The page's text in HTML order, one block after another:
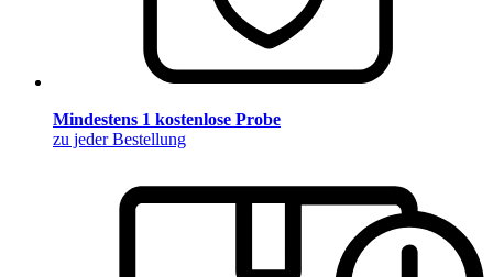
Mindestens 1 kostenlose Probe
zu jeder Bestellung